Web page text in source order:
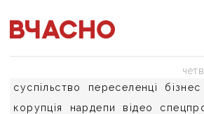
суспільство переселенці бізнес
корупція
нардепи відео